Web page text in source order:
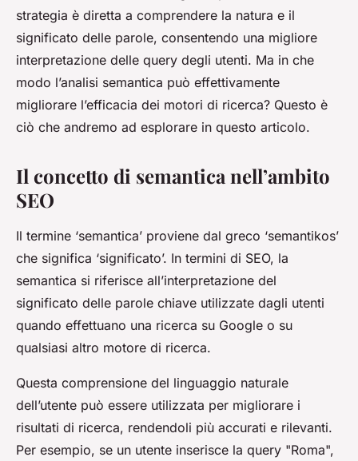
strategia è diretta a comprendere la natura e il
significato delle parole, consentendo una migliore
interpretazione delle query degli utenti. Ma in che
modo l’analisi semantica può effettivamente
migliorare l’efficacia dei motori di ricerca? Questo è
ciò che andremo ad esplorare in questo articolo.
Il concetto di semantica nell’ambito
SEO
Il termine ‘semantica’ proviene dal greco ‘semantikos’
che significa ‘significato’. In termini di SEO, la
semantica si riferisce all’interpretazione del
significato delle parole chiave utilizzate dagli utenti
quando effettuano una ricerca su Google o su
qualsiasi altro motore di ricerca.
Questa comprensione del linguaggio naturale
dell’utente può essere utilizzata per migliorare i
risultati di ricerca, rendendoli più accurati e rilevanti.
Per esempio, se un utente inserisce la query "Roma",